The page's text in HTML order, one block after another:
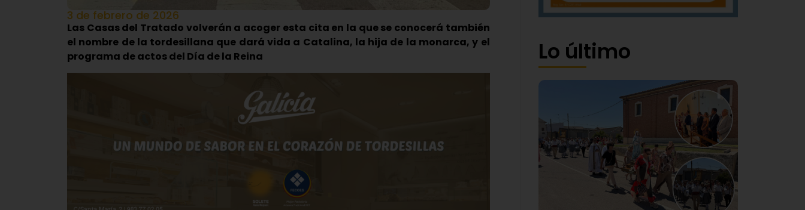
3 de febrero de 2026
Las Casas del Tratado volverán a acoger esta cita en la que se conocerá también
el nombre de la tordesillana que dará vida a Catalina, la hija de la monarca, y el
programa de actos del Día de la Reina
Lo último